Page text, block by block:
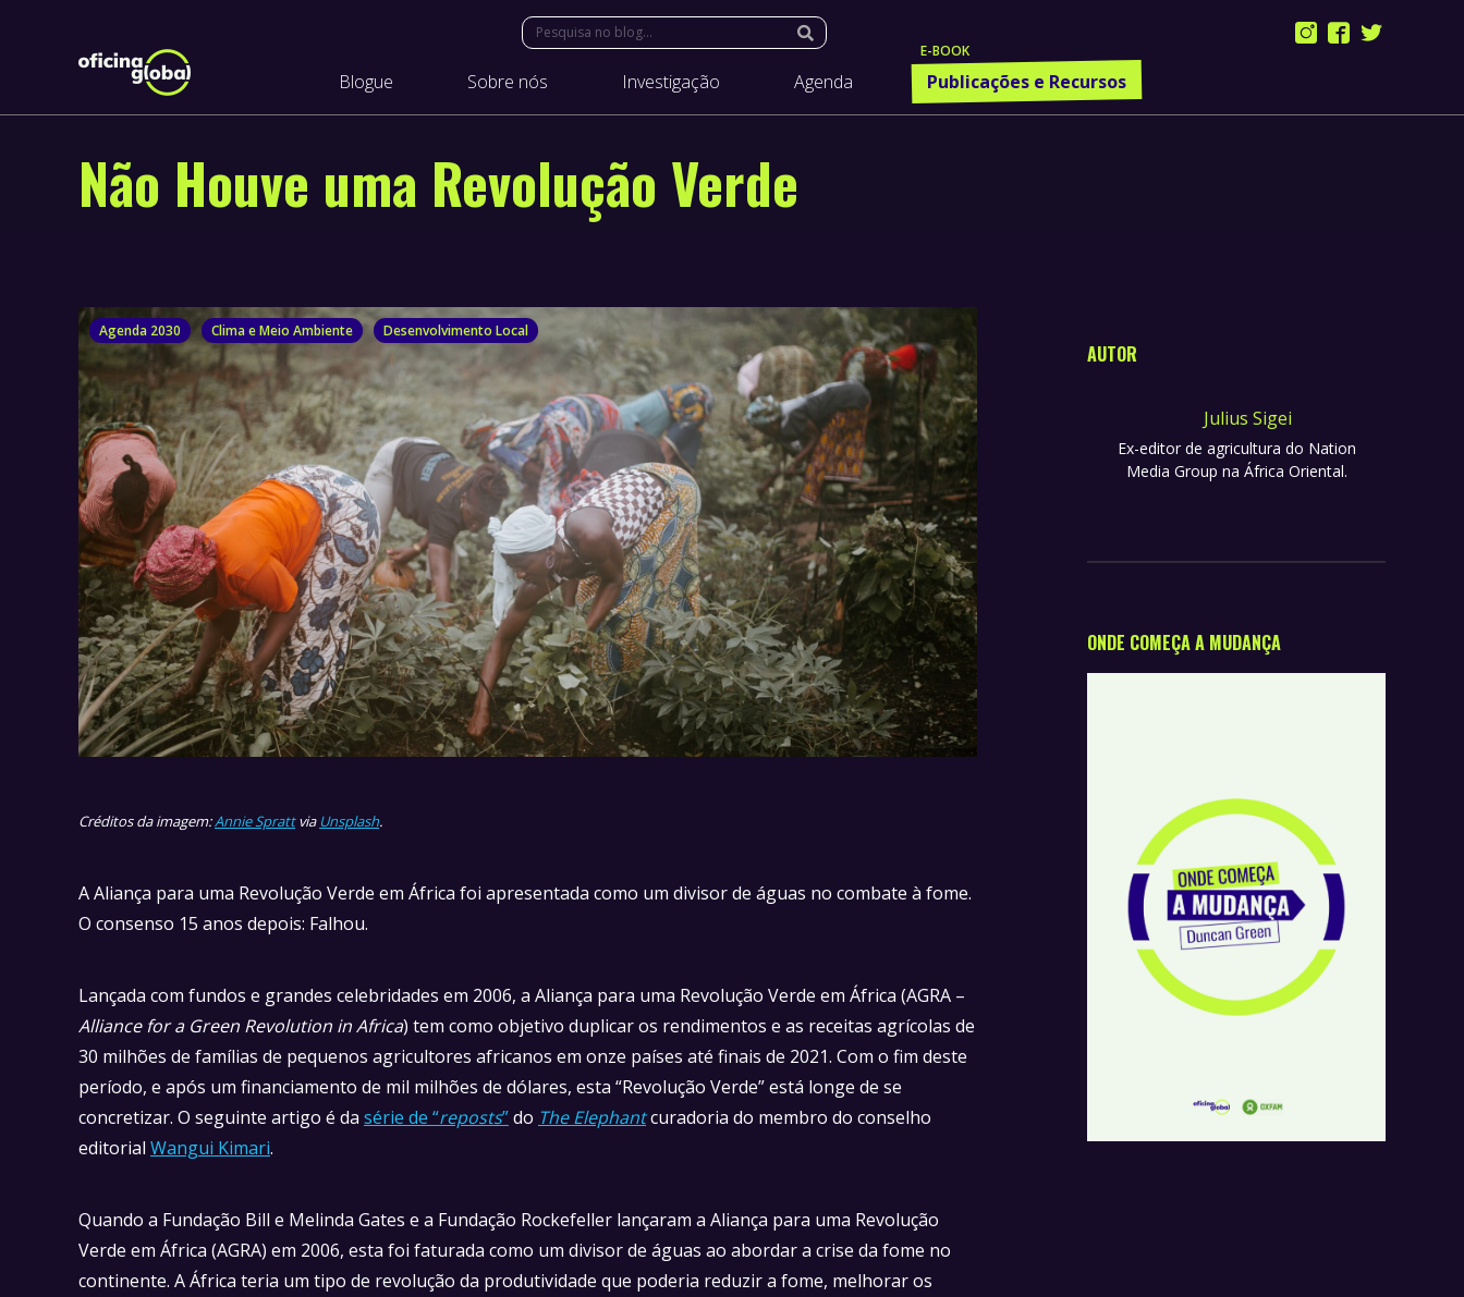
Search:
Instagram
Facebook
Twitter
Blogue Sobre nós Investigação Agenda Publicações e Recursos
Não Houve uma Revolução Verde
Agenda 2030 Clima e Meio Ambiente Desenvolvimento Local
Créditos da imagem:Annie Sprattvia Unsplash.
A Aliança para uma Revolução Verde em África foi apresentada como um divisor de águas no combate à fome.
O consenso 15 anos depois: Falhou.
Lançada com fundos e grandes celebridades em 2006, a Aliança para uma Revolução Verde em África (AGRA –
Alliance for a Green Revolution in Africa) tem como objetivo duplicar os rendimentos e as receitas agrícolas de
30 milhões de famílias de pequenos agricultores africanos em onze países até finais de 2021. Com o fim deste
período, e após um financiamento de mil milhões de dólares, esta “Revolução Verde” está longe de se
concretizar. O seguinte artigo é da série de “reposts”do The Elephantcuradoria do membro do conselho
editorial Wangui Kimari.
Quando a Fundação Bill e Melinda Gates e a Fundação Rockefeller lançaram a Aliança para uma Revolução
Verde em África (AGRA) em 2006, esta foi faturada como um divisor de águas ao abordar a crise da fome no
continente. A África teria um tipo de revolução da produtividade que poderia reduzir a fome, melhorar os
AUTOR
Julius Sigei
Ex-editor de agricultura do Nation
Media Group na África Oriental.
ONDE COMEÇA A MUDANÇA